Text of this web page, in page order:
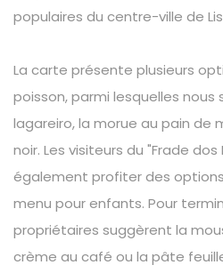
populaires du centre-ville de
La carte présente plusieurs
poisson, parmi lesquelles nous
lagareiro, la morue au pain de
noir. Les visiteurs du "Frade
également profiter des
menu pour enfants. Pour
propriétaires suggèrent la
crème au café ou la pâte